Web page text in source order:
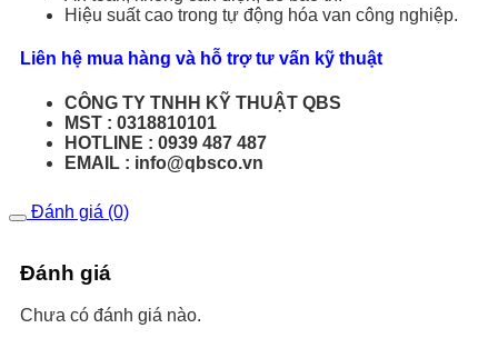
Hiệu suất cao trong tự động hóa van công nghiệp.
Liên hệ mua hàng và hỗ trợ tư vấn kỹ thuật
CÔNG TY TNHH KỸ THUẬT QBS
MST : 0318810101
HOTLINE : 0939 487 487
EMAIL : info@qbsco.vn
Đánh giá (0)
Đánh giá
Chưa có đánh giá nào.